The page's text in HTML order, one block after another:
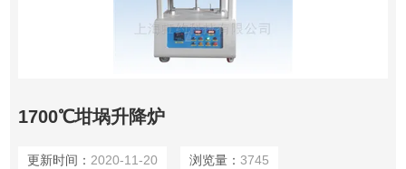
1700℃坩埚升降炉
更新时间： 2020-11-20 浏览量： 3745